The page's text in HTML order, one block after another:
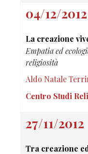
04/12/2012
La creazione
Empatia ed
religiosità
Aldo Natale
Centro Studi
27/11/2012
Tra creazione